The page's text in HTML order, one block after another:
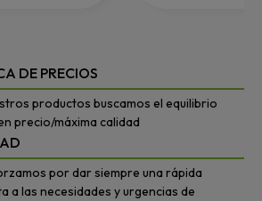
DE PRECIOS
productos buscamos el equilibrio
precio/máxima calidad
por dar siempre una rápida
a las necesidades y urgencias de